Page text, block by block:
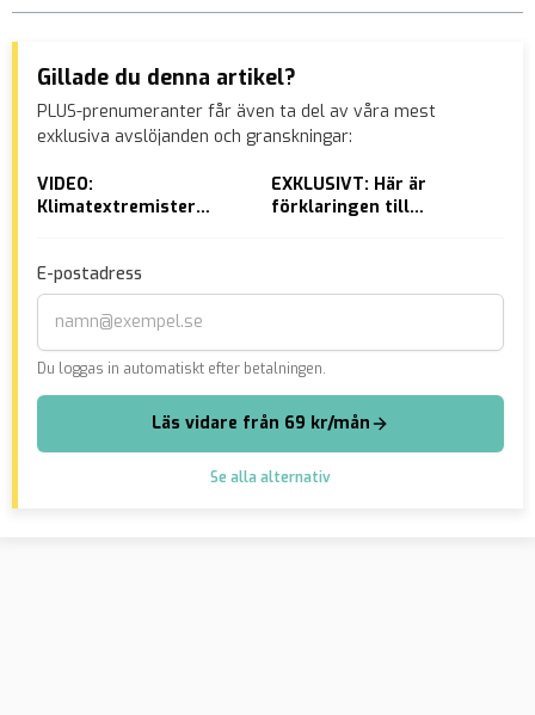
Gillade du denna artikel?
PLUS-prenumeranter får även ta del av våra mest
exklusiva avslöjanden och granskningar:
VIDEO:
Klimatextremister
fascismen”
EXKLUSIVT: Här är
förklaringen till
E-postadress
Du loggas in automatiskt efter betalningen.
Läs vidare från 69 kr/mån
Se alla alternativ